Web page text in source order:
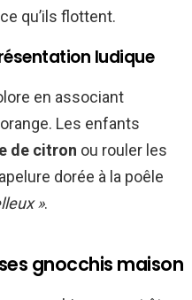
qu’ils flottent.
ludique
en associant
Les enfants
de citron ou rouler les
dorée à la poêle
».
gnocchis maison